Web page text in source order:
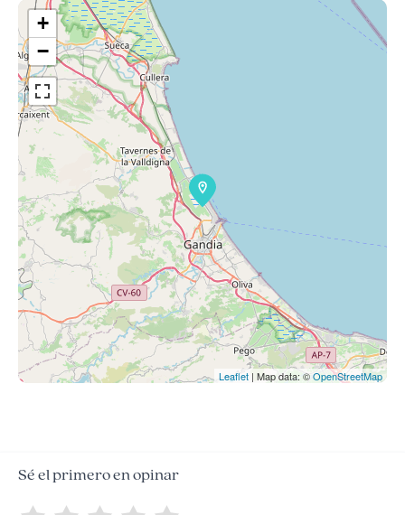
+
−
Leaflet | Map data: ©OpenStreetMap
Sé el primero en opinar